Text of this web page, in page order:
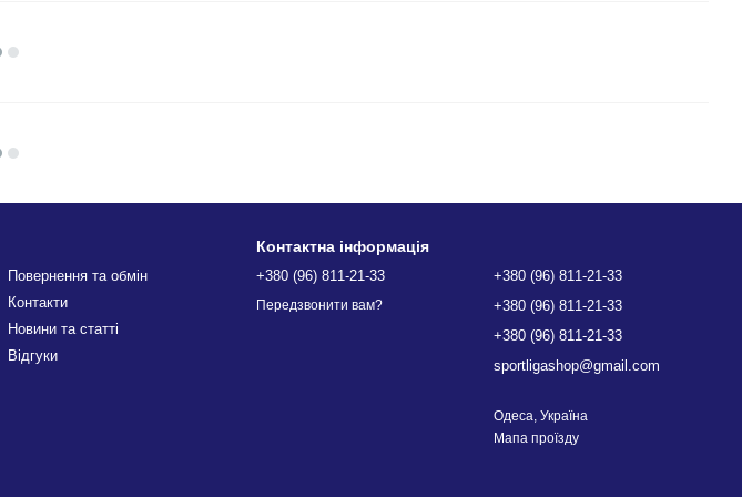
Повернення та обмін
Контакти
Новини та статті
Відгуки
Контактна інформація
+380 (96) 811-21-33
Передзвонити вам?
+380 (96) 811-21-33
+380 (96) 811-21-33
+380 (96) 811-21-33
sportligashop@gmail.com
Одеса, Україна
Мапа проїзду